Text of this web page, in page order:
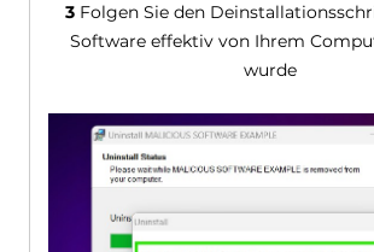
3Folgen Sie den
Software effektiv von Ihrem
wurde